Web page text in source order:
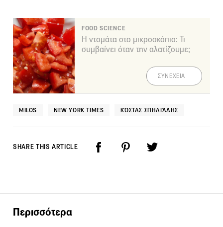
FOOD SCIENCE
Η ντομάτα στο μικροσκόπιο: Τι
συμβαίνει όταν την αλατίζουμε;
ΣΥΝΕΧΕΙΑ
MILOS NEW YORK TIMES ΚΏΣΤΑΣ ΣΠΗΛΙΆΔΗΣ
SHARE THIS ARTICLE
Περισσότερα